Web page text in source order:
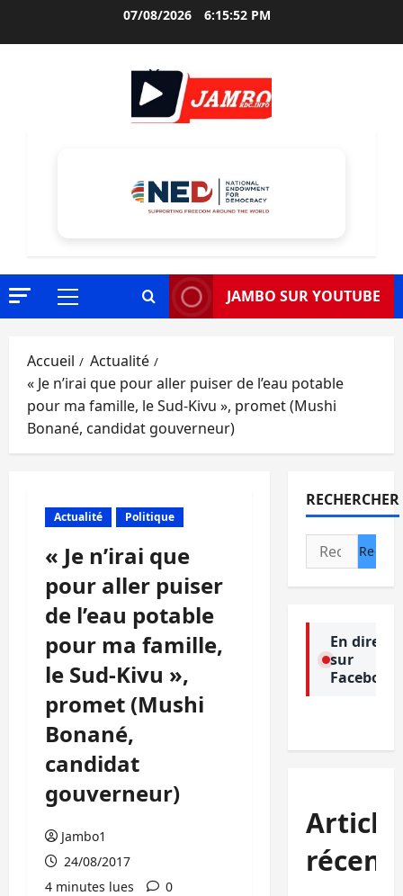
07/08/2026 6:15:54 PM
Menu
JAMBO SUR YOUTUBE
Accueil
Actualité
« Je n’irai que pour aller puiser de l’eau potable
pour ma famille, le Sud-Kivu », promet (Mushi
Bonané, candidat gouverneur)
Actualité Politique
« Je n’irai que
pour aller puiser
de l’eau potable
pour ma famille,
le Sud-Kivu »,
promet (Mushi
Bonané,
candidat
gouverneur)
Jambo1
24/08/2017
4 minutes lues
0
RECHERCHER
Rechercher :
En direct
sur
Facebook